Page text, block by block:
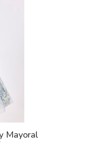
Mayoral